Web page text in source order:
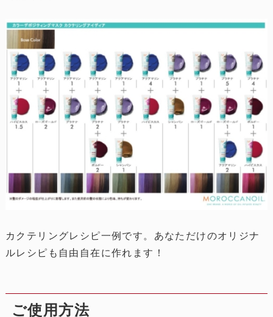
カクテリングレシピ一例です。あなただけのオリジナ
ルレシピも自由自在に作れます！
ご使用方法